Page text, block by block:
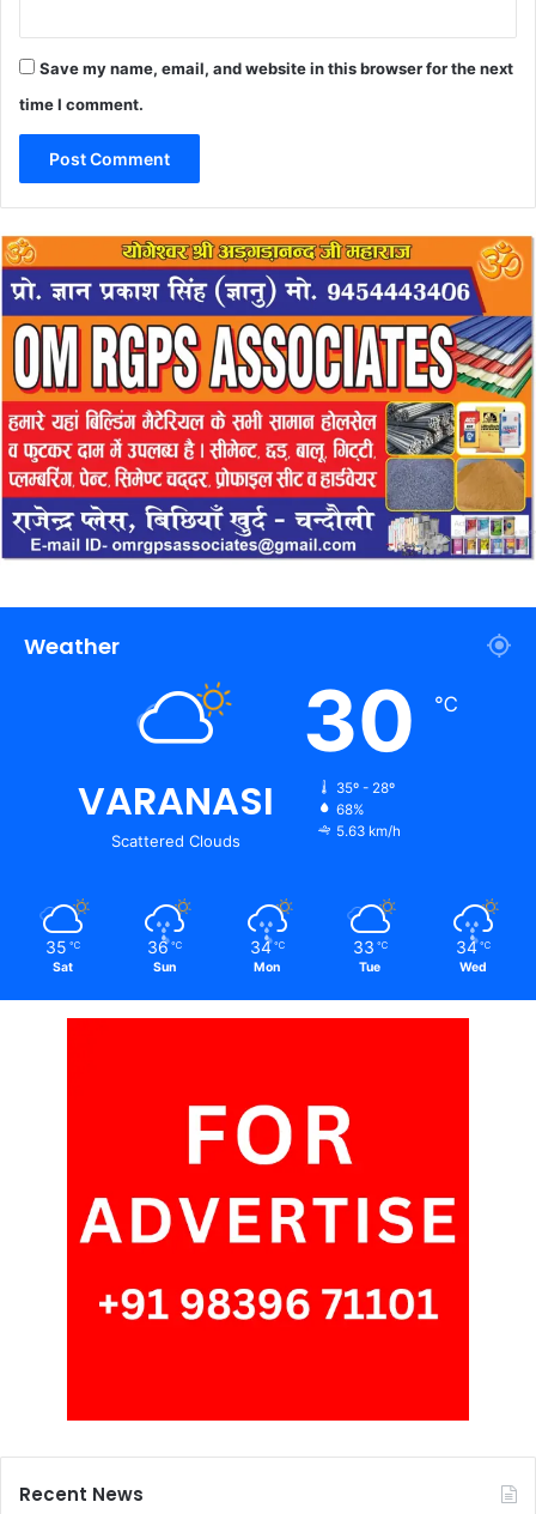
Save my name, email, and website in this browser for the next
time I comment.
Weather
VARANASI
Scattered Clouds
30 ℃
35º - 28º
68%
5.63 km/h
35 ℃
Sat
36 ℃
Sun
34 ℃
Mon
33 ℃
Tue
34 ℃
Wed
Recent News